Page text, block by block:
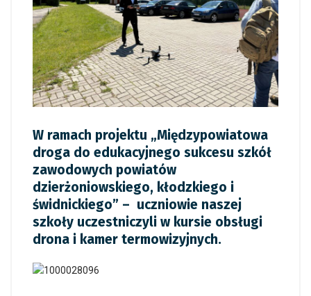
W ramach projektu „Międzypowiatowa
droga do edukacyjnego sukcesu szkół
zawodowych powiatów
dzierżoniowskiego, kłodzkiego i
świdnickiego” – uczniowie naszej
szkoły uczestniczyli w kursie obsługi
drona i kamer termowizyjnych.